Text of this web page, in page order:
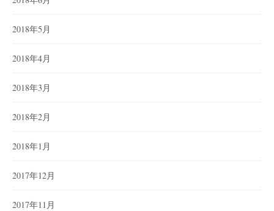
2018年5月
2018年4月
2018年3月
2018年2月
2018年1月
2017年12月
2017年11月